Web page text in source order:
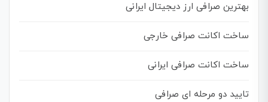
بهترین صرافی ارز دیجیتال ایرانی
ساخت اکانت صرافی خارجی
ساخت اکانت صرافی ایرانی
تایید دو مرحله ای صرافی